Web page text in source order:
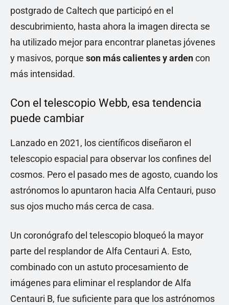
postgrado de Caltech que participó en el
descubrimiento, hasta ahora la imagen directa se
ha utilizado mejor para encontrar planetas jóvenes
y masivos, porque son más calientes y ardencon
más intensidad.
Con el telescopio Webb, esa tendencia
puede cambiar
Lanzado en 2021, los científicos diseñaron el
telescopio espacial para observar los confines del
cosmos. Pero el pasado mes de agosto, cuando los
astrónomos lo apuntaron hacia Alfa Centauri, puso
sus ojos mucho más cerca de casa.
Un coronógrafo del telescopio bloqueó la mayor
parte del resplandor de Alfa Centauri A. Esto,
combinado con un astuto procesamiento de
imágenes para eliminar el resplandor de Alfa
Centauri B, fue suficiente para que los astrónomos